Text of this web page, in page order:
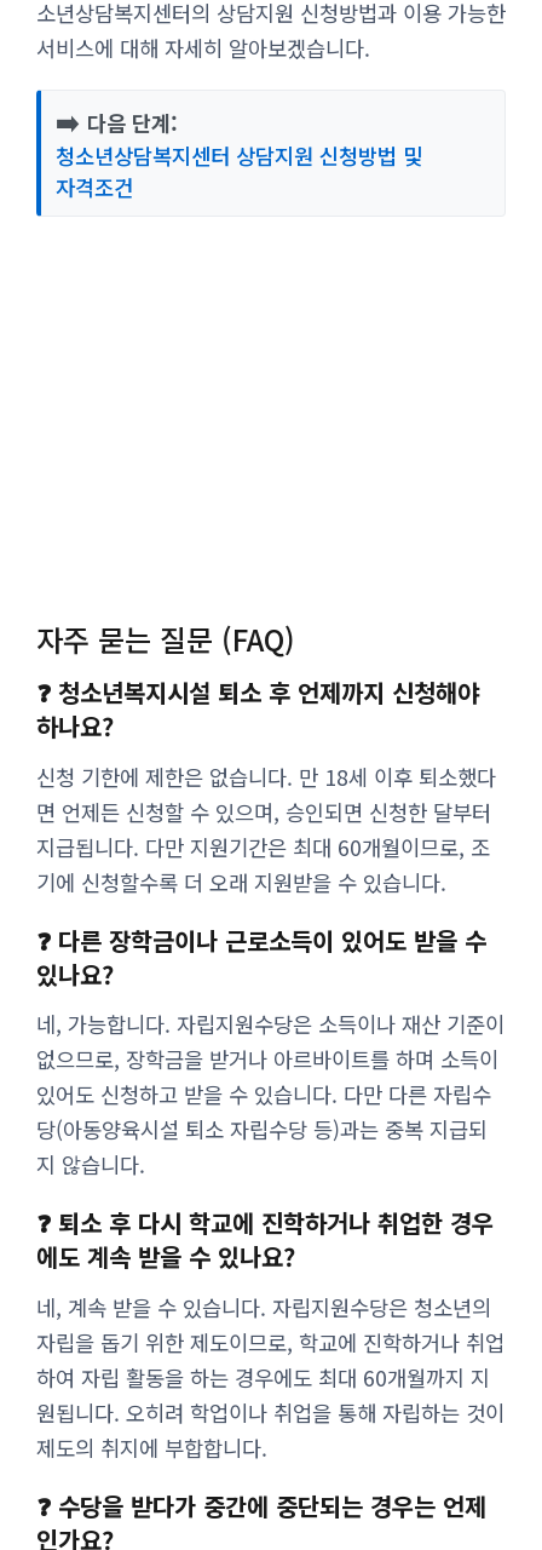
소년상담복지센터의 상담지원 신청방법과 이용 가능한
서비스에 대해 자세히 알아보겠습니다.
➡️ 다음 단계:
청소년상담복지센터 상담지원 신청방법 및
자격조건
자주 묻는 질문 (FAQ)
❓ 청소년복지시설 퇴소 후 언제까지 신청해야
하나요?
신청 기한에 제한은 없습니다. 만 18세 이후 퇴소했다
면 언제든 신청할 수 있으며, 승인되면 신청한 달부터
지급됩니다. 다만 지원기간은 최대 60개월이므로, 조
기에 신청할수록 더 오래 지원받을 수 있습니다.
❓ 다른 장학금이나 근로소득이 있어도 받을 수
있나요?
네, 가능합니다. 자립지원수당은 소득이나 재산 기준이
없으므로, 장학금을 받거나 아르바이트를 하며 소득이
있어도 신청하고 받을 수 있습니다. 다만 다른 자립수
당(아동양육시설 퇴소 자립수당 등)과는 중복 지급되
지 않습니다.
❓ 퇴소 후 다시 학교에 진학하거나 취업한 경우
에도 계속 받을 수 있나요?
네, 계속 받을 수 있습니다. 자립지원수당은 청소년의
자립을 돕기 위한 제도이므로, 학교에 진학하거나 취업
하여 자립 활동을 하는 경우에도 최대 60개월까지 지
원됩니다. 오히려 학업이나 취업을 통해 자립하는 것이
제도의 취지에 부합합니다.
❓ 수당을 받다가 중간에 중단되는 경우는 언제
인가요?